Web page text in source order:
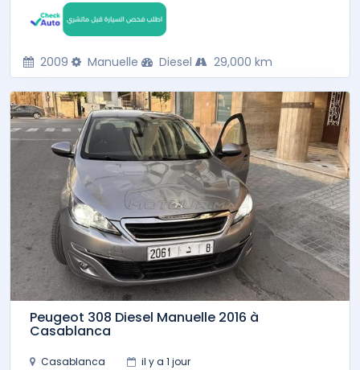
2009 Manuelle Diesel 29,000 km
Peugeot 308 Diesel Manuelle 2016 à
Casablanca
Casablanca il y a 1 jour